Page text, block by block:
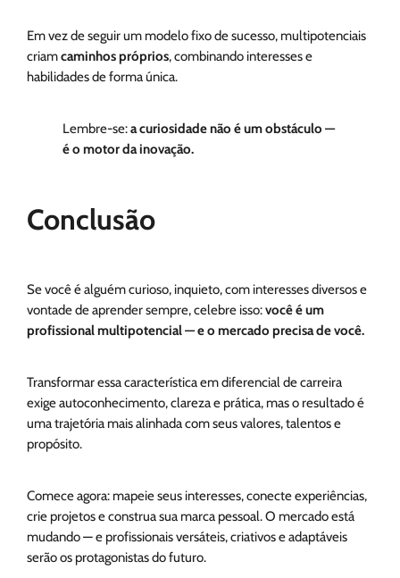
Em vez de seguir um modelo fixo de sucesso, multipotenciais
criamcaminhos próprios, combinando interesses e
habilidades de forma única.
Lembre-se:a curiosidade não é um obstáculo —
é o motor da inovação.
Conclusão
Se você é alguém curioso, inquieto, com interesses diversos e
vontade de aprender sempre, celebre isso:você é um
profissional multipotencial — e o mercado precisa de você.
Transformar essa característica em diferencial de carreira
exige autoconhecimento, clareza e prática, mas o resultado é
uma trajetória mais alinhada com seus valores, talentos e
propósito.
Comece agora: mapeie seus interesses, conecte experiências,
crie projetos e construa sua marca pessoal. O mercado está
mudando — e profissionais versáteis, criativos e adaptáveis
serão os protagonistas do futuro.